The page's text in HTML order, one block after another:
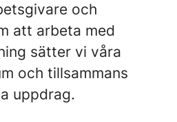
och
att arbeta med
sätter vi våra
och tillsammans
uppdrag.